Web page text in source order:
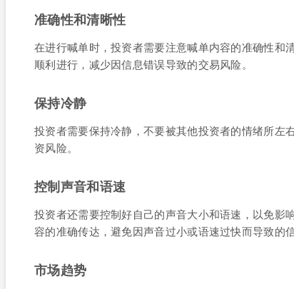
准确性和清晰性
在进行喊单时，投资者需要注意喊单内容的准确性和
顺利进行，减少因信息错误导致的交易风险。
保持冷静
投资者需要保持冷静，不要被其他投资者的情绪所左
资风险。
控制声音和语速
投资者还需要控制好自己的声音大小和语速，以免影
容的准确传达，避免因声音过小或语速过快而导致的信
市场趋势